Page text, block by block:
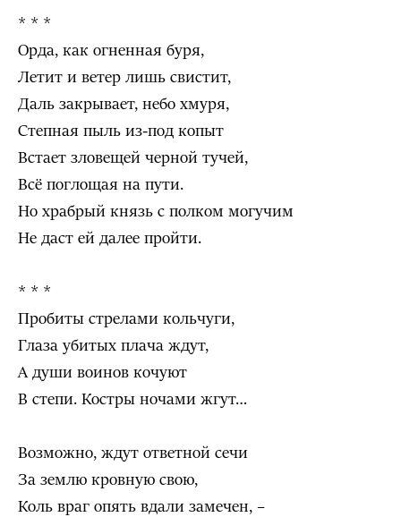
* * *
Орда, как огненная буря,
Летит и ветер лишь свистит,
Даль закрывает, небо хмуря,
Степная пыль из-под копыт
Встает зловещей черной тучей,
Всё поглощая на пути.
Но храбрый князь с полком могучим
Не даст ей далее пройти.
* * *
Пробиты стрелами кольчуги,
Глаза убитых плача ждут,
А души воинов кочуют
В степи. Костры ночами жгут…
Возможно, ждут ответной сечи
За землю кровную свою,
Коль враг опять вдали замечен, –